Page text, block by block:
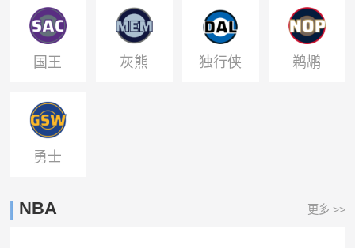
人
国王 灰熊 独行侠 鹈鹕
勇士
NBA 更多 >>